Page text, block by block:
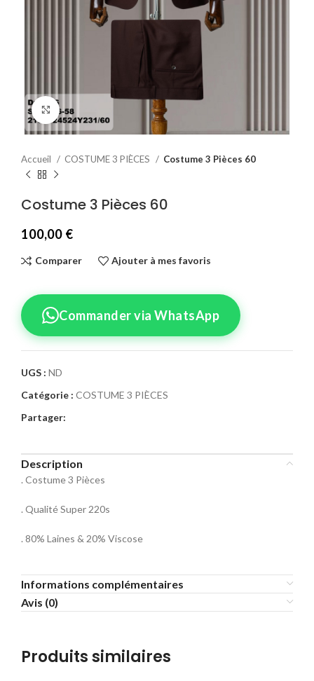
Agrandir
Accueil COSTUME 3 PIÈCES Costume 3 Pièces 60
Costume 3 Pièces 60
100,00 €
Comparer Ajouter à mes favoris
Sélectionnez la taille pour le produit
Taille Costume
46
52 54
Commander via WhatsApp
UGS : ND
Catégorie : COSTUME 3 PIÈCES
Partager:
Description
. Costume 3 Pièces
. Qualité Super 220s
. 80% Laines & 20% Viscose
Informations complémentaires
Avis (0)
Produits similaires